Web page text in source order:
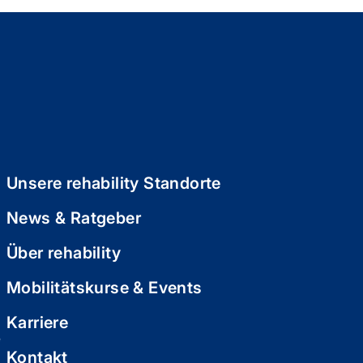
Unsere rehability Standorte
News & Ratgeber
Über rehability
Mobilitätskurse & Events
Karriere
Kontakt